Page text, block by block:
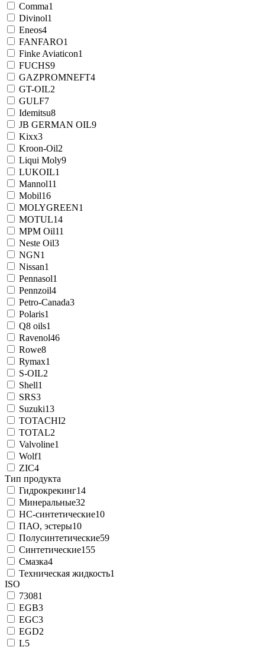
Comma1
Divinol1
Eneos4
FANFARO1
Finke Aviaticon1
FUCHS9
GAZPROMNEFT4
GT-OIL2
GULF7
Idemitsu8
JB GERMAN OIL9
Kixx3
Kroon-Oil2
Liqui Moly9
LUKOIL1
Mannol11
Mobil16
MOLYGREEN1
MOTUL14
MPM Oil11
Neste Oil3
NGN1
Nissan1
Pennasol1
Pennzoil4
Petro-Canada3
Polaris1
Q8 oils1
Ravenol46
Rowe8
Rymax1
S-OIL2
Shell1
SRS3
Suzuki13
TOTACHI2
TOTAL2
Valvoline1
Wolf1
ZIC4
Тип продукта
Гидрокрекинг14
Минеральные32
НС-синтетические10
ПАО, эстеры10
Полусинтетические59
Синтетические155
Смазка4
Техническая жидкость1
ISO
73081
EGB3
EGC3
EGD2
L5